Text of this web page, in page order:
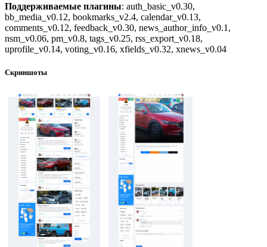
Поддерживаемые плагины: auth_basic_v0.30,
bb_media_v0.12, bookmarks_v2.4, calendar_v0.13,
comments_v0.12, feedback_v0.30, news_author_info_v0.1,
nsm_v0.06, pm_v0.8, tags_v0.25, rss_export_v0.18,
uprofile_v0.14, voting_v0.16, xfields_v0.32, xnews_v0.04
Скриншоты